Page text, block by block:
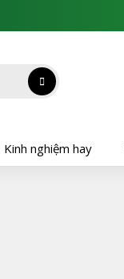
Kinh nghiệm hay